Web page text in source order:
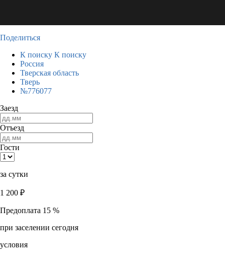
Поделиться
К поиску К поиску
Россия
Тверская область
Тверь
№776077
Заезд
Отъезд
Гости
за сутки
1 200 ₽
Предоплата 15 %
при заселении сегодня
условия